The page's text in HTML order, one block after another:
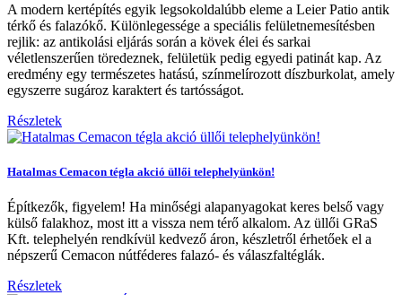
A modern kertépítés egyik legsokoldalúbb eleme a Leier Patio antik
térkő és falazókő. Különlegessége a speciális felületnemesítésben
rejlik: az antikolási eljárás során a kövek élei és sarkai
véletlenszerűen töredeznek, felületük pedig egyedi patinát kap. Az
eredmény egy természetes hatású, színmelírozott díszburkolat, amely
egyszerre sugároz karaktert és tartósságot.
Részletek
Hatalmas Cemacon tégla akció üllői telephelyünkön!
Építkezők, figyelem! Ha minőségi alapanyagokat keres belső vagy
külső falakhoz, most itt a vissza nem térő alkalom. Az üllői GRaS
Kft. telephelyén rendkívül kedvező áron, készletről érhetőek el a
népszerű Cemacon nútféderes falazó- és válaszfaltéglák.
Részletek